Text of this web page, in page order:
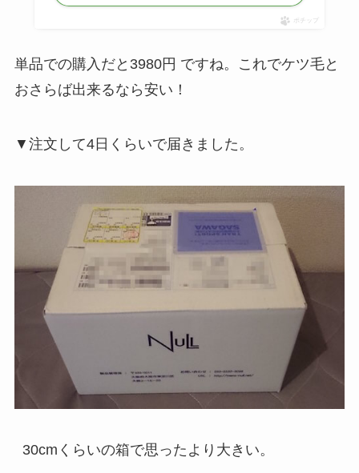
ポチップ
単品での購入だと 3980円 ですね。これでケツ毛と
おさらば出来るなら安い！
▼注文して4日くらいで届きました。
30cmくらいの箱で思ったより大きい。